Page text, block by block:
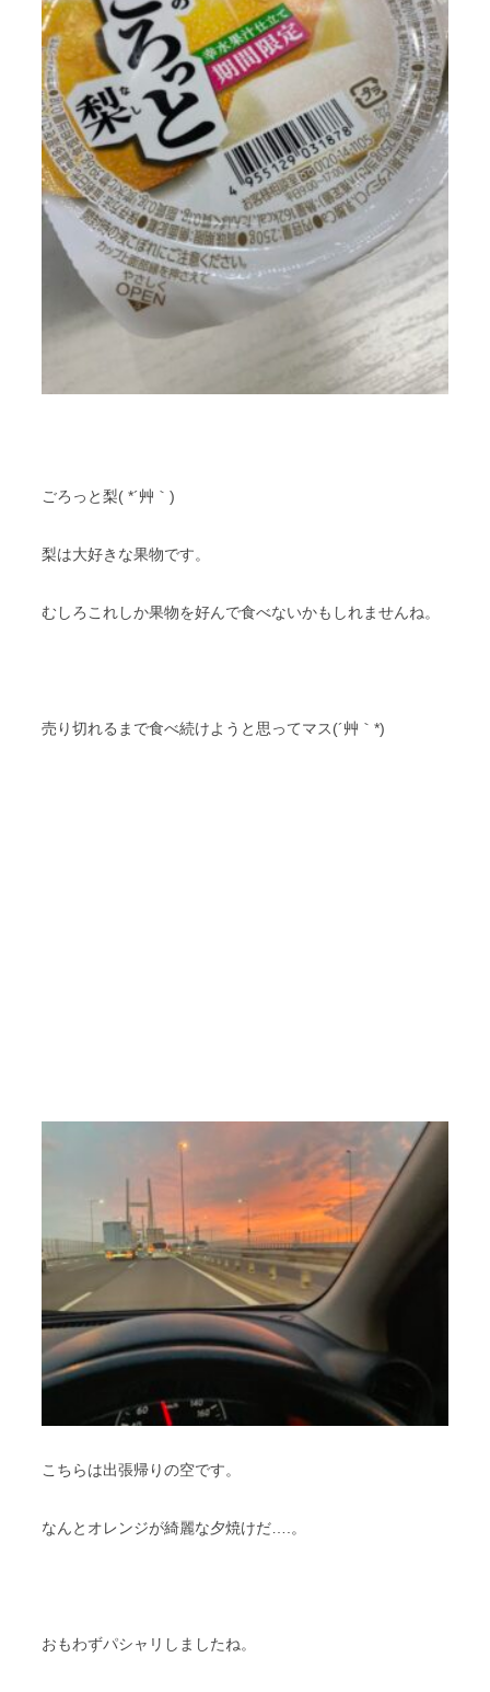
ごろっと梨( *´艸｀)
梨は大好きな果物です。
むしろこれしか果物を好んで食べないかもしれませんね。
売り切れるまで食べ続けようと思ってマス(´艸｀*)
こちらは出張帰りの空です。
なんとオレンジが綺麗な夕焼けだ….。
おもわずパシャリしましたね。